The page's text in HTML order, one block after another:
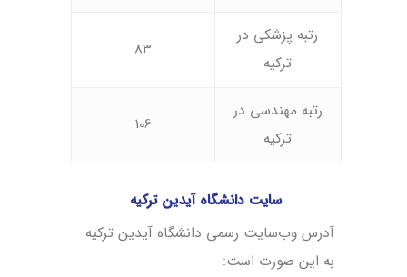
رتبه پزشکی در
ترکیه
83
رتبه مهندسی در
ترکیه
106
سایت دانشگاه آیدین ترکیه
آدرس وب‌سایت رسمی دانشگاه آیدین ترکیه
به این صورت است: